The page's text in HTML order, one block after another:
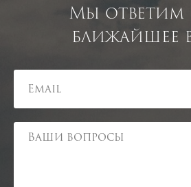
Мы ответим
ближайшее